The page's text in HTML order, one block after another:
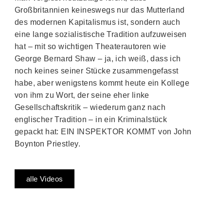
Großbritannien keineswegs nur das Mutterland
des modernen Kapitalismus ist, sondern auch
eine lange sozialistische Tradition aufzuweisen
hat – mit so wichtigen Theaterautoren wie
George Bernard Shaw – ja, ich weiß, dass ich
noch keines seiner Stücke zusammengefasst
habe, aber wenigstens kommt heute ein Kollege
von ihm zu Wort, der seine eher linke
Gesellschaftskritik – wiederum ganz nach
englischer Tradition – in ein Kriminalstück
gepackt hat: EIN INSPEKTOR KOMMT von John
Boynton Priestley.
alle Videos